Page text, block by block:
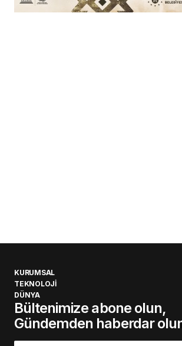
KURUMSAL
TEKNOLOJİ
DÜNYA
Bültenimize abone olun,
Gündemden haberdar